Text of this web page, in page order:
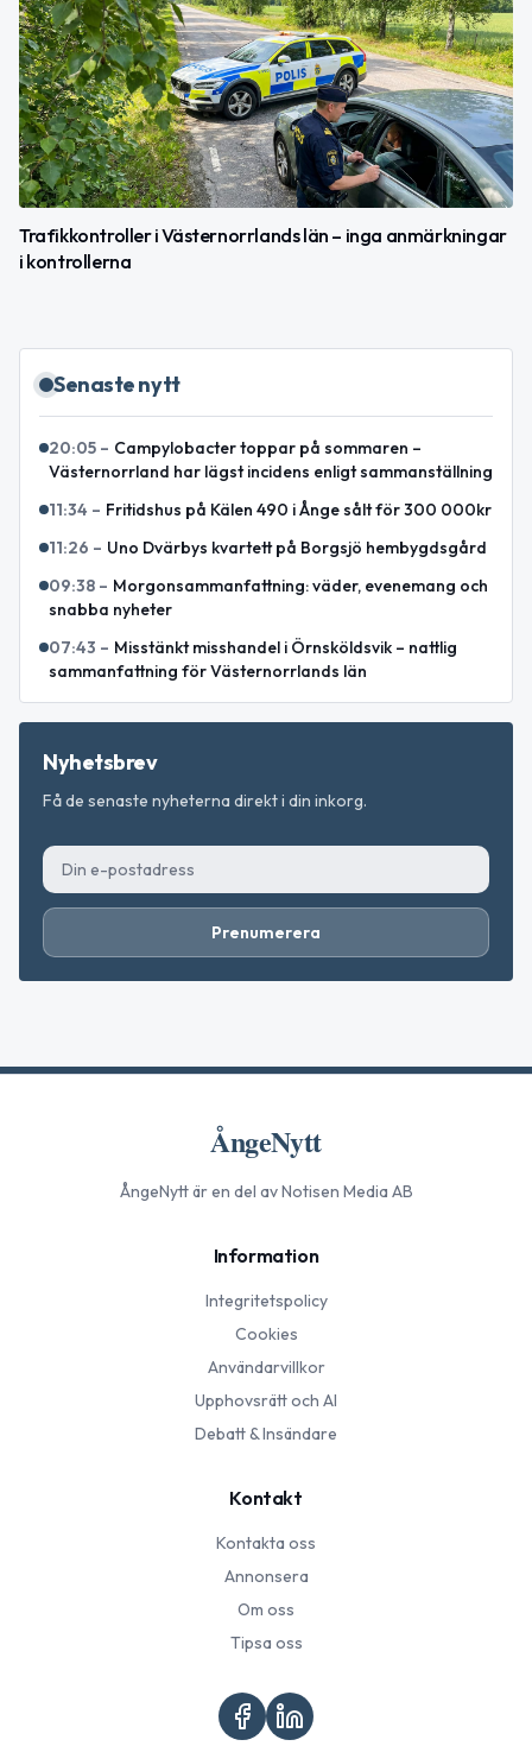
Trafikkontroller i Västernorrlands län – inga anmärkningar
i kontrollerna
Senaste nytt
20:05 – Campylobacter toppar på sommaren –
Västernorrland har lägst incidens enligt sammanställning
11:34 – Fritidshus på Kälen 490 i Ånge sålt för 300 000kr
11:26 – Uno Dvärbys kvartett på Borgsjö hembygdsgård
09:38 – Morgonsammanfattning: väder, evenemang och
snabba nyheter
07:43 – Misstänkt misshandel i Örnsköldsvik – nattlig
sammanfattning för Västernorrlands län
Nyhetsbrev
Få de senaste nyheterna direkt i din inkorg.
Prenumerera
ÅngeNytt
ÅngeNyttär en del av Notisen Media AB
Information
Integritetspolicy
Cookies
Användarvillkor
Upphovsrätt och AI
Debatt & Insändare
Kontakt
Kontakta oss
Annonsera
Om oss
Tipsa oss